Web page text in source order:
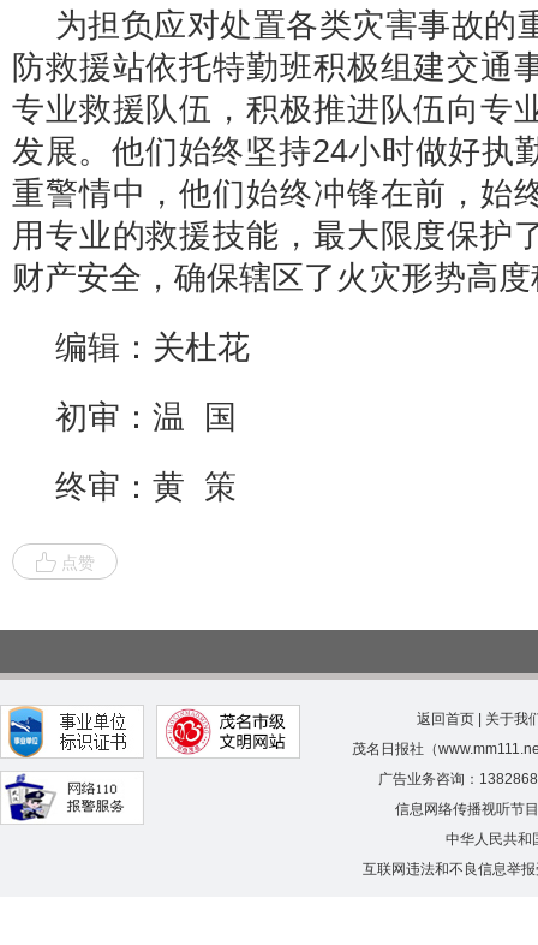
为担负应对处置各类灾害事故的
防救援站依托特勤班积极组建交通
专业救援队伍，积极推进队伍向专
发展。他们始终坚持24小时做好执
重警情中，他们始终冲锋在前，始
用专业的救援技能，最大限度保护
财产安全，确保辖区了火灾形势高
编辑：关杜花
初审：温 国
终审：黄 策
点赞
返回首页
关于我
茂名日报社（
广告业务咨询：
信息网络传播视听节
中华人民共和
互联网违法和不良信息举